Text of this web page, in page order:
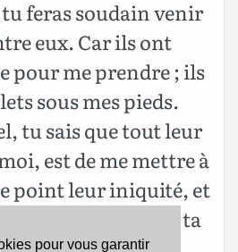
pour vous garantir
feras soudain venir
eux. Car ils ont
pour me prendre ; ils
sous mes pieds.
tu sais que tout leur
est de me mettre à
point leur iniquité, et
péché de devant ta